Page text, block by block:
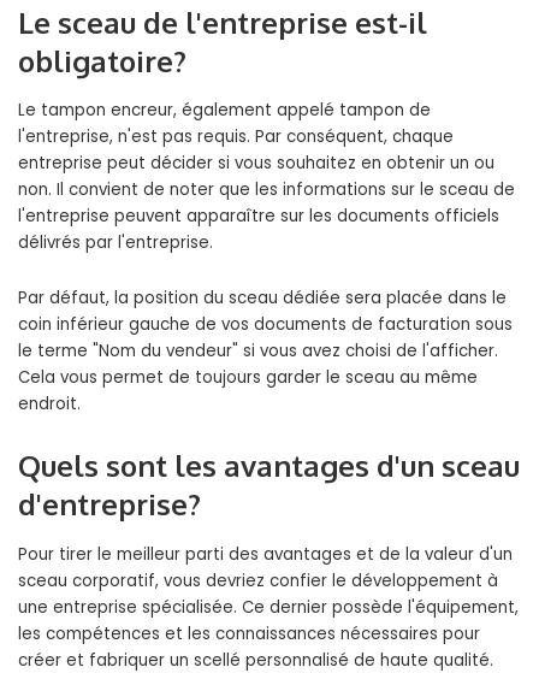
Le sceau de l'entreprise est-il
obligatoire?
Le tampon encreur, également appelé tampon de
l'entreprise, n'est pas requis. Par conséquent, chaque
entreprise peut décider si vous souhaitez en obtenir un ou
non. Il convient de noter que les informations sur le sceau de
l'entreprise peuvent apparaître sur les documents officiels
délivrés par l'entreprise.
Par défaut, la position du sceau dédiée sera placée dans le
coin inférieur gauche de vos documents de facturation sous
le terme "Nom du vendeur" si vous avez choisi de l'afficher.
Cela vous permet de toujours garder le sceau au même
endroit.
Quels sont les avantages d'un sceau
d'entreprise?
Pour tirer le meilleur parti des avantages et de la valeur d'un
sceau corporatif, vous devriez confier le développement à
une entreprise spécialisée. Ce dernier possède l'équipement,
les compétences et les connaissances nécessaires pour
créer et fabriquer un scellé personnalisé de haute qualité.